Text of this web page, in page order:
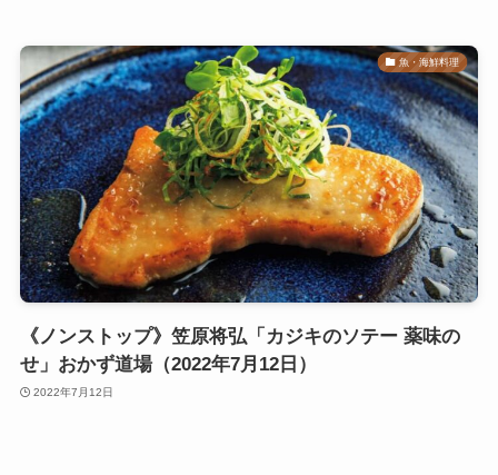
魚・海鮮料理
《ノンストップ》笠原将弘「カジキのソテー 薬味の
せ」おかず道場（2022年7月12日）
2022年7月12日